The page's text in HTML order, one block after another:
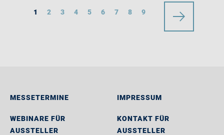
1 2 3 4 5 6 7 8 9
MESSETERMINE
WEBINARE FÜR
AUSSTELLER
IMPRESSUM
KONTAKT FÜR
AUSSTELLER